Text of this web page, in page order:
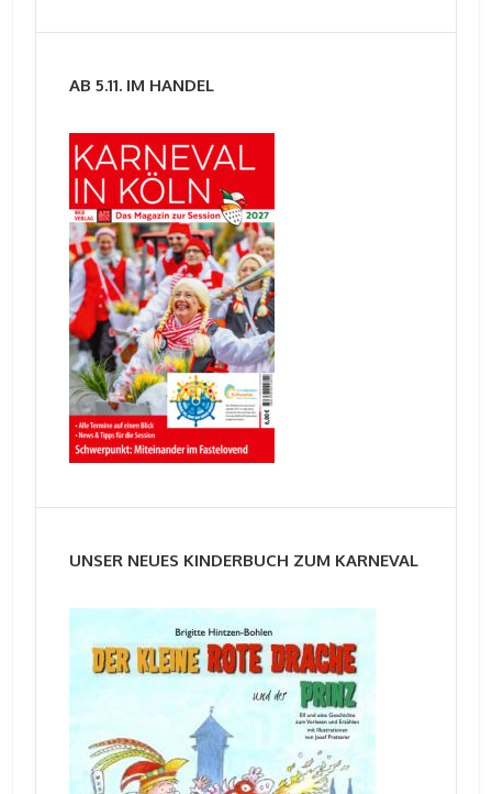
AB 5.11. IM HANDEL
UNSER NEUES KINDERBUCH ZUM KARNEVAL